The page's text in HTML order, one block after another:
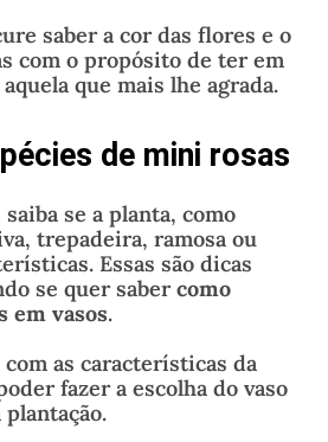
saber a cor das flores e o
com o propósito de ter em
que mais lhe agrada.
de mini rosas
se a planta, como
trepadeira, ramosa ou
Essas são dicas
se quer saber como
em vasos.
as características da
fazer a escolha do vaso